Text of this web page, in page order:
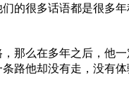
很多话语都是很多年
么在多年之后，他一
路他却没有走，没有